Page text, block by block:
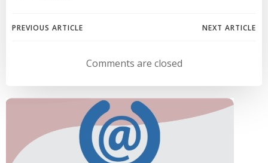
Navegación
entradas
PREVIOUS ARTICLE
Navegación
de
entradas
NEXT ARTICLE
Comments are closed